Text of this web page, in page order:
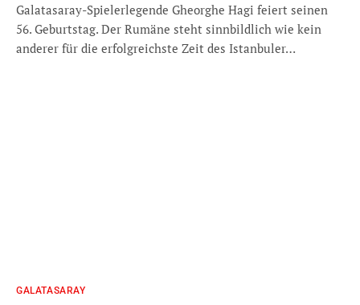
Galatasaray-Spielerlegende Gheorghe Hagi feiert seinen
56. Geburtstag. Der Rumäne steht sinnbildlich wie kein
anderer für die erfolgreichste Zeit des Istanbuler…
GALATASARAY